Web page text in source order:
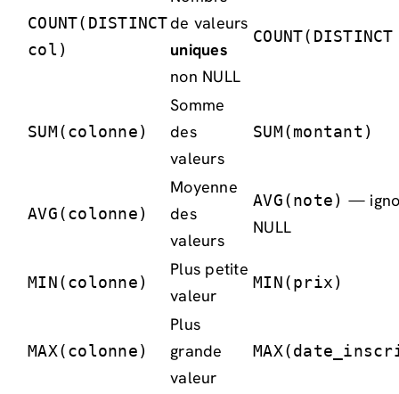
COUNT(DISTINCT
col)
de valeurs
uniques
non NULL
SUM(colonne)
Somme
des
valeurs
SUM(montant)
AVG(colonne)
Moyenne
des
valeurs
AVG(note) —
NULL
MIN(colonne)
Plus petite
valeur
MIN(prix)
MAX(colonne)
Plus
grande
valeur